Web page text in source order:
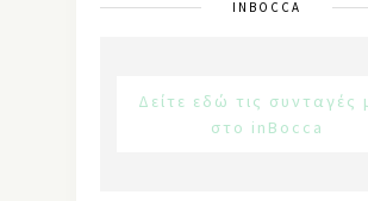
INBOCCA
Δείτε εδώ τις συνταγές
στο inBocca